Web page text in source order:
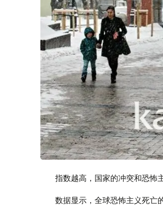
指数越高，国家的冲突和恐怖
数据显示，全球恐怖主义死亡